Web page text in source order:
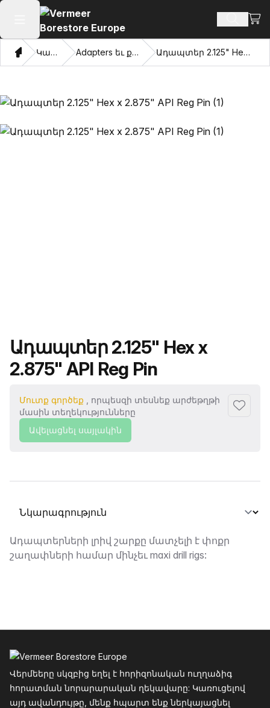
Բաց հիմնական մենյու
Տուն Կատալոգ Adapters եւ քաշվել աչքերը Ադապտեր 2.125" Hex x 2.875" API Reg Pin
Ապրանքի անվանումը
Ադապտեր 2.125" Hex x
2.875" API Reg Pin
Մուտք գործեք , որպեսզի տեսնեք արժեթղթի
մասին տեղեկությունները
Ավելացնել սայլակին
Ընտրել տաբ
Նկարագրություն
Ադապտերների լրիվ շարքը մատչելի է փոքր
շաղափների համար մինչեւ maxi drill rigs:
Վերմեերը սկզբից եղել է հորիզոնական ուղղաձիգ
հորատման նորարարական ղեկավարը: Կառուցելով
այդ ավանդույթը, մենք հպարտ ենք ներկայացնել